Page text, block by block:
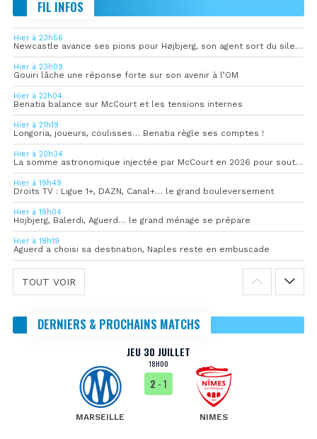
FIL INFOS
Hier à 23h56
Newcastle avance ses pions pour Højbjerg, son agent sort du silence
Hier à 23h09
Gouiri lâche une réponse forte sur son avenir à l’OM
Hier à 22h04
Benatia balance sur McCourt et les tensions internes
Hier à 21h19
Longoria, joueurs, coulisses… Benatia règle ses comptes !
Hier à 20h34
La somme astronomique injectée par McCourt en 2026 pour soutenir l’OM
Hier à 19h49
Droits TV : Ligue 1+, DAZN, Canal+… le grand bouleversement
Hier à 19h04
Hojbjerg, Balerdi, Aguerd… le grand ménage se prépare
Hier à 18h19
Aguerd a choisi sa destination, Naples reste en embuscade
TOUT VOIR
DERNIERS & PROCHAINS MATCHS
JEU 30 JUILLET
18H00
MARSEILLE
2 - 1
NIMES